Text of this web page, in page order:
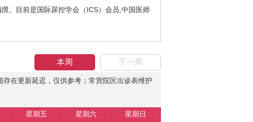
。目前是国际尿控学会（ICS）会员,中国医师
本周 下一周
存在更新延迟，仅供参考；常营院区出诊表维护
星期五
星期六
星期日